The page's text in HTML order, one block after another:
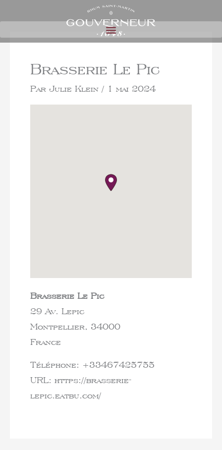
Brasserie Le Pic
Par Julie Klein / 1 mai 2024
Brasserie Le Pic
29 Av. Lepic
Montpellier, 34000
France
Téléphone: +33467425755
URL: https://brasserie-
lepic.eatbu.com/